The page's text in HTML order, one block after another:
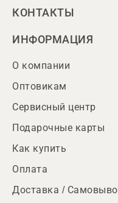
КОНТАКТЫ
ИНФОРМАЦИЯ
О компании
Оптовикам
Сервисный центр
Подарочные карты
Как купить
Оплата
Доставка /